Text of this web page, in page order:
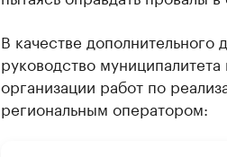
В качестве дополнительного
руководство
организации работ по
региональным оператором: